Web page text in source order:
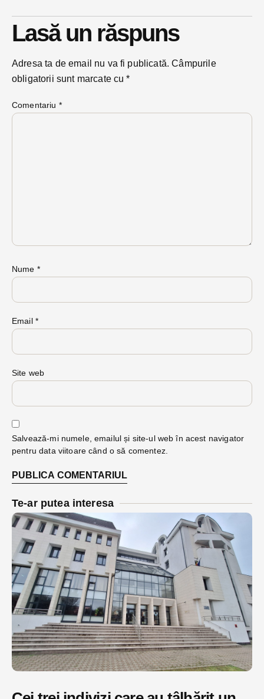
Lasă un răspuns
Adresa ta de email nu va fi publicată. Câmpurile
obligatorii sunt marcate cu*
Comentariu *
Nume *
Email *
Site web
Salvează-mi numele, emailul și site-ul web în acest navigator
pentru data viitoare când o să comentez.
Te-ar putea interesa